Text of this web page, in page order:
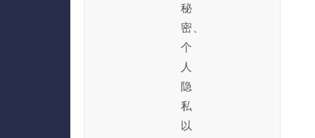
秘
密、
个
人
隐
私
以